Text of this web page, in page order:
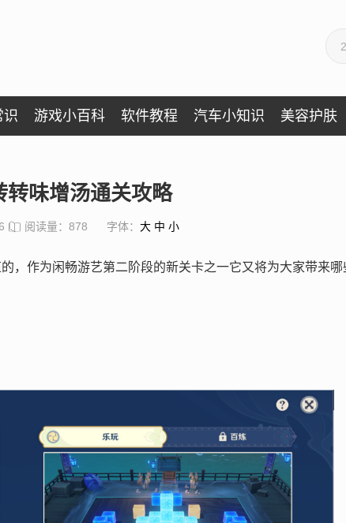
识 游戏小百科 软件教程 汽车小知识 美容护肤
转味增汤通关攻略
阅读量：878 字体： 大 中 小
，作为闲畅游艺第二阶段的新关卡之一它又将为大家带来哪